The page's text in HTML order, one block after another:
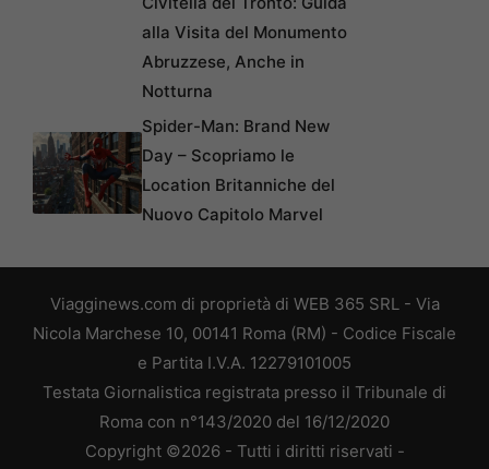
alla Visita del Monumento
Abruzzese, Anche in
Notturna
Spider-Man: Brand New
Day – Scopriamo le
Location Britanniche del
Nuovo Capitolo Marvel
Viagginews.com di proprietà di WEB 365 SRL - Via
Nicola Marchese 10, 00141 Roma (RM) - Codice Fiscale
e Partita I.V.A. 12279101005
Testata Giornalistica registrata presso il Tribunale di
Roma con n°143/2020 del 16/12/2020
Copyright ©2026 - Tutti i diritti riservati -